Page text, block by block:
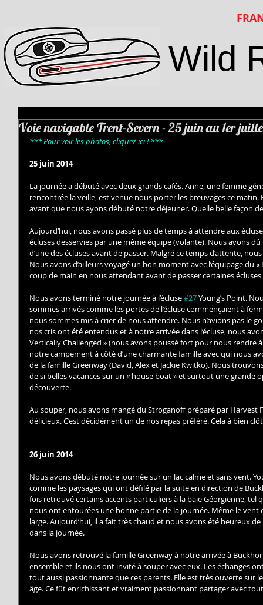
Wild
Voie navigable Trent-Severn - 25 juin au 1er
*** Pour voir les photos, cliquez ici ! ***
25 juin 2014
La journée a débuté avec deux grands cafés. Anne, une femme
rencontrée la veille, est venue nous porter les breuvages ce matin.
avant que nous ayons débuté notre déjeuner. Quelle belle façon
Aujourd’hui, nous avons passé plus de temps à attendre aux
écluses desservies par une même équipe (volante). Nous avons
d’une des écluses avant de passer. Malgré ce temps d’attente,
Nous avons d’ailleurs voyagé un bon moment avec l’équipage du
coup de main en nous attendant avant de passer certaines
Nous avons terminé notre journée à l’écluse #27 Young’s Point.
sommes arrivés comme les portes de l’écluse commençaient à
nous sommes mis à crier de nous attendre. Nous n’avions pas le
nos cris ont été entendus et à notre arrivée dans l’écluse, nous
Vertically Challenged » (nous avons poussé fort pour nous rendre
notre campement à côté d’une charmante famille avec qui nous
de la famille Greenway (David, Alex et Jackie Kwitko). Nous
de si belles vacances sur un « house boat » et surtout une grande
découverte.
Au souper, nous avons mangé du Stroganoff préparé par
délicieux. C’est décidément un de nos repas préféré. Cela à bien
26 juin 2014
Nous avons débuté notre journée sur un lac calme et sans vent.
comme les paysages qui ont défilé par la suite en direction de
fois retrouvé certains accents particuliers à la baie Géorgienne, tel
nous ont entourées une bonne partie de la journée. Même le vent
large. Aujourd’hui, il a fait très chaud et nous avons été heureux
dans la journée.
Nous avons retrouvé la famille Greenway à notre arrivée à
ensemble et ils nous ont invité à souper avec eux. Les échanges
tout aussi passionnante que ces parents. Elle est très ouverte sur
âge. Ce fût enrichissant et vraiment passionnant partager avec